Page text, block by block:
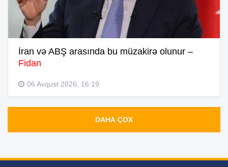
İran və ABŞ arasında bu müzakirə olunur –
Fidan
06 Avqust 2026, 16:19
DAHA ÇOX